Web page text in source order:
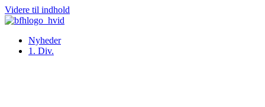
Videre til indhold
Nyheder
1. Div.